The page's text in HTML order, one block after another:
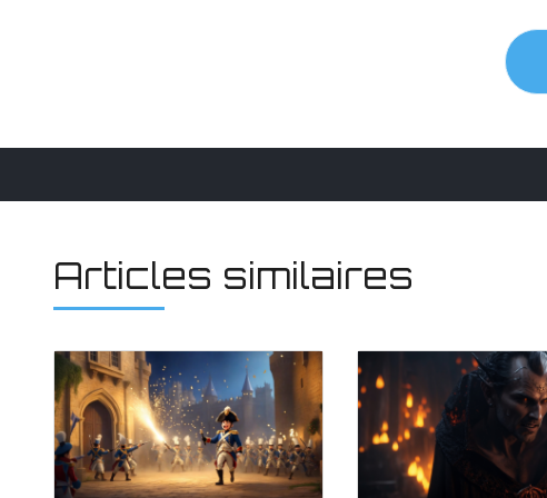
Articles similaires